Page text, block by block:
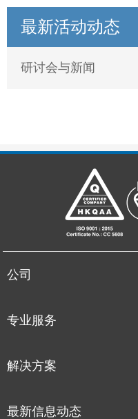
最新活动动态
研讨会与新闻
公司
专业服务
解决方案
最新信息动态